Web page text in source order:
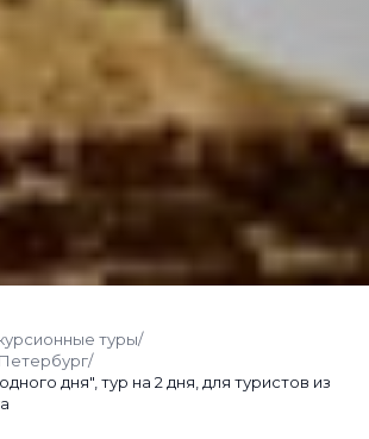
туры/
/
дня", тур на 2 дня, для туристов из